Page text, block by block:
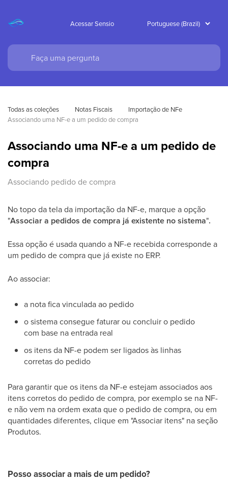
Acessar Sensio
Todas as coleções Notas Fiscais
Importação de NFe
Associando uma NF-e a um pedido de compra
Associando uma NF-e a um pedido de
compra
Associando pedido de compra
No topo da tela da importação da NF-e, marque a opção
"Associar a pedidos de compra já existente no sistema".
Essa opção é usada quando a NF-e recebida corresponde a
um pedido de compra que já existe no ERP.
Ao associar:
a nota fica vinculada ao pedido
o sistema consegue faturar ou concluir o pedido
com base na entrada real
os itens da NF-e podem ser ligados às linhas
corretas do pedido
Para garantir que os itens da NF-e estejam associados aos
itens corretos do pedido de compra, por exemplo se na NF-
e não vem na ordem exata que o pedido de compra, ou em
quantidades diferentes, clique em "Associar itens" na seção
Produtos.
Posso associar a mais de um pedido?